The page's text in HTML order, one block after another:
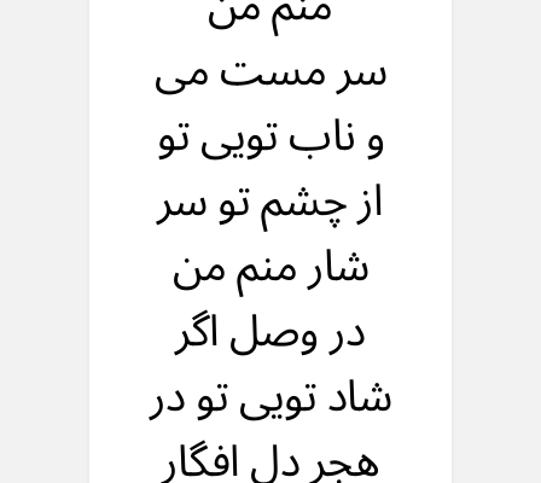
سر مست می
و ناب تويی تو
از چشم تو سر
شار منم من
در وصل اگر
شاد تويی تو در
هجر دل افگار